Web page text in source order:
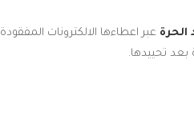
عبر اعطاءها الالكترونات المفقودة
بعد تحييدها.